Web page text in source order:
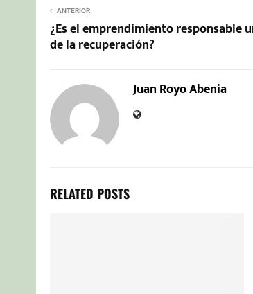
ANTERIOR
¿Es el emprendimiento responsable
de la recuperación?
Juan Royo Abenia
RELATED POSTS